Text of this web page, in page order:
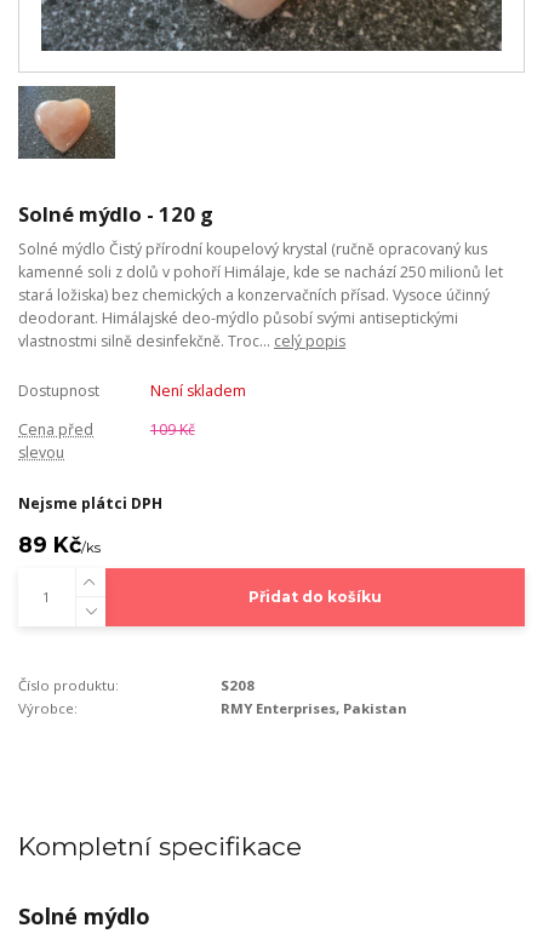
Solné mýdlo - 120 g
Solné mýdlo Čistý přírodní koupelový krystal (ručně opracovaný kus
kamenné soli z dolů v pohoří Himálaje, kde se nachází 250 milionů let
stará ložiska) bez chemických a konzervačních přísad. Vysoce účinný
deodorant. Himálajské deo-mýdlo působí svými antiseptickými
vlastnostmi silně desinfekčně. Troc... celý popis
Dostupnost
Není skladem
Cena před
slevou
109 Kč
Nejsme plátci DPH
89 Kč/ks
Přidat do košíku
Číslo produktu:
S208
Výrobce:
RMY Enterprises, Pakistan
Kompletní specifikace
Solné mýdlo